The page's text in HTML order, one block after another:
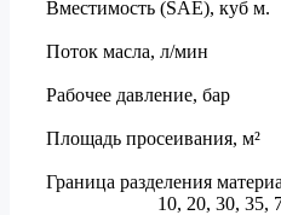
Вместимость (SAE), куб м.
Поток масла, л/мин
Рабочее давление, бар
Площадь просеивания, м²
Граница разделения
10, 20, 30, 35,